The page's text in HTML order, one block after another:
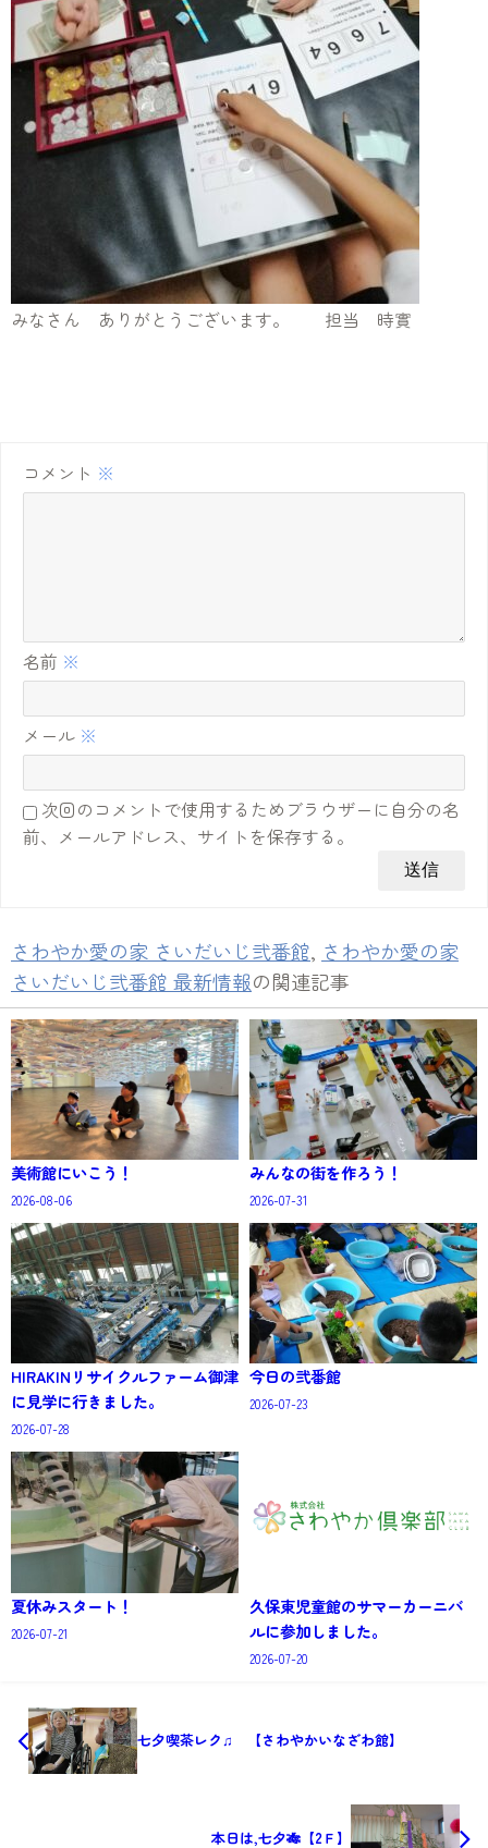
みなさん ありがとうございます。 担当 時實
コメント ※
名前 ※
メール ※
次回のコメントで使用するためブラウザーに自分の名
前、メールアドレス、サイトを保存する。
さわやか愛の家 さいだいじ弐番館, さわやか愛の家
さいだいじ弐番館 最新情報の関連記事
美術館にいこう！
2026-08-06
みんなの街を作ろう！
2026-07-31
HIRAKINリサイクルファーム御津
に見学に行きました。
2026-07-28
今日の弐番館
2026-07-23
夏休みスタート！
2026-07-21
久保東児童館のサマーカーニバ
ルに参加しました。
2026-07-20
七夕喫茶レク♫ 【さわやかいなざわ館】
本日は,七夕🎋【2Ｆ】